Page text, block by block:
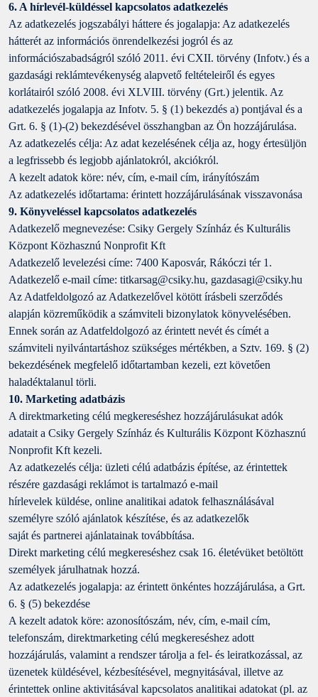
6. A hírlevél-küldéssel kapcsolatos adatkezelés
Az adatkezelés jogszabályi háttere és jogalapja: Az adatkezelés
hátterét az információs önrendelkezési jogról és az
információszabadságról szóló 2011. évi CXII. törvény (Infotv.) és a
gazdasági reklámtevékenység alapvető feltételeiről és egyes
korlátairól szóló 2008. évi XLVIII. törvény (Grt.) jelentik. Az
adatkezelés jogalapja az Infotv. 5. § (1) bekezdés a) pontjával és a
Grt. 6. § (1)-(2) bekezdésével összhangban az Ön hozzájárulása.
Az adatkezelés célja: Az adat kezelésének célja az, hogy értesüljön
a legfrissebb és legjobb ajánlatokról, akciókról.
A kezelt adatok köre: név, cím, e-mail cím, irányítószám
Az adatkezelés időtartama: érintett hozzájárulásának visszavonása
9. Könyveléssel kapcsolatos adatkezelés
Adatkezelő megnevezése: Csiky Gergely Színház és Kulturális
Központ Közhasznú Nonprofit Kft
Adatkezelő levelezési címe: 7400 Kaposvár, Rákóczi tér 1.
Adatkezelő e-mail címe: titkarsag@csiky.hu, gazdasagi@csiky.hu
Az Adatfeldolgozó az Adatkezelővel kötött írásbeli szerződés
alapján közreműködik a számviteli bizonylatok könyvelésében.
Ennek során az Adatfeldolgozó az érintett nevét és címét a
számviteli nyilvántartáshoz szükséges mértékben, a Sztv. 169. § (2)
bekezdésének megfelelő időtartamban kezeli, ezt követően
haladéktalanul törli.
10. Marketing adatbázis
A direktmarketing célú megkereséshez hozzájárulásukat adók
adatait a Csiky Gergely Színház és Kulturális Központ Közhasznú
Nonprofit Kft kezeli.
Az adatkezelés célja: üzleti célú adatbázis építése, az érintettek
részére gazdasági reklámot is tartalmazó e-mail
hírlevelek küldése, online analitikai adatok felhasználásával
személyre szóló ajánlatok készítése, és az adatkezelők
saját és partnerei ajánlatainak továbbítása.
Direkt marketing célú megkereséshez csak 16. életévüket betöltött
személyek járulhatnak hozzá.
Az adatkezelés jogalapja: az érintett önkéntes hozzájárulása, a Grt.
6. § (5) bekezdése
A kezelt adatok köre: azonosítószám, név, cím, e-mail cím,
telefonszám, direktmarketing célú megkereséshez adott
hozzájárulás, valamint a rendszer tárolja a fel- és leiratkozással, az
üzenetek küldésével, kézbesítésével, megnyitásával, illetve az
érintettek online aktivitásával kapcsolatos analitikai adatokat (pl. az